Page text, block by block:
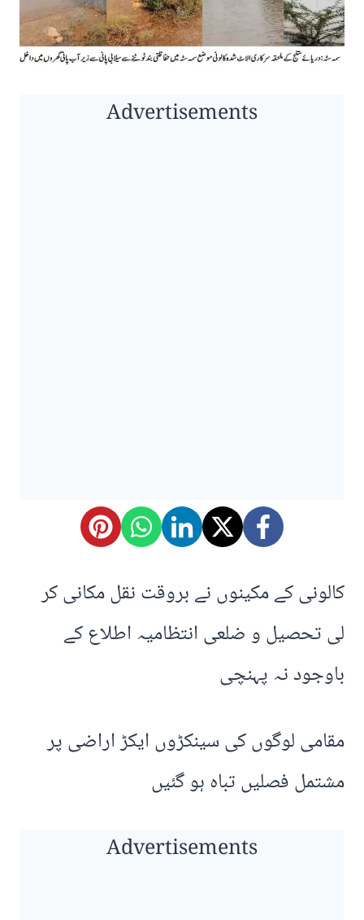
Advertisements
کالونی کے مکینوں نے بروقت نقل مکانی کر
لی تحصیل و ضلعی انتظامیہ اطلاع کے
باوجود نہ پہنچی
مقامی لوگوں کی سینکڑوں ایکڑ اراضی پر
مشتمل فصلیں تباہ ہو گئیں
Advertisements